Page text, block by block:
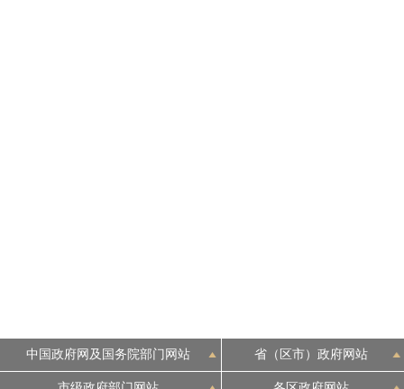
中国政府网及国务院部门网站 省（区市）政府网站